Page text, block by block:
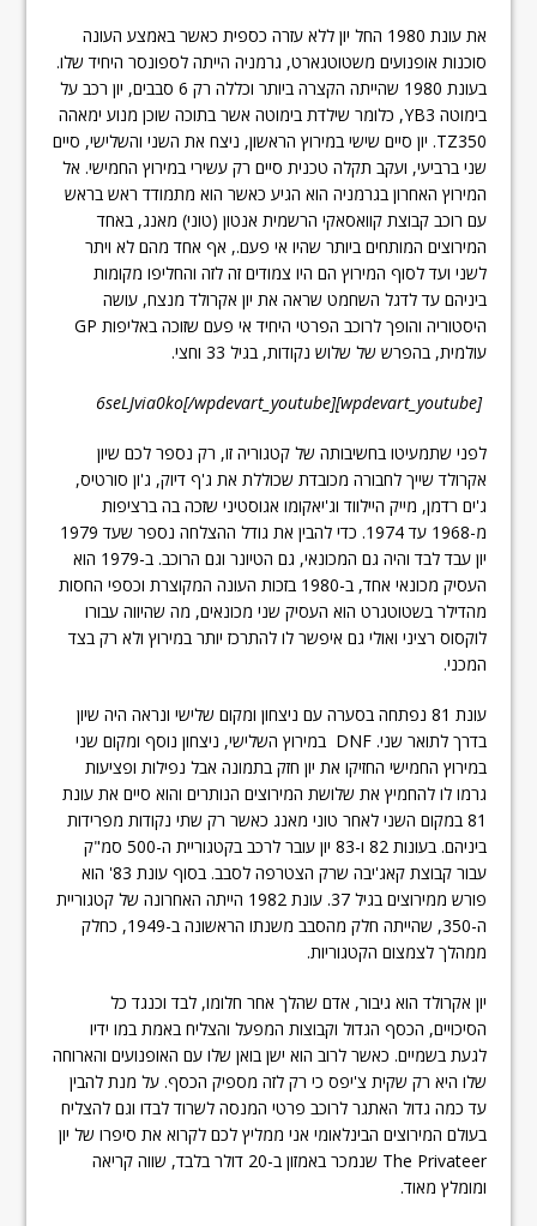
את עונת 1980 החל יון ללא עזרה כספית כאשר באמצע העונה
סוכנות אופנועים משטוטגארט, גרמניה הייתה לספונסר היחיד שלו.
בעונת 1980 שהייתה הקצרה ביותר וכללה רק 6 סבבים, יון רכב על
בימוטה YB3, כלומר שילדת בימוטה אשר בתוכה שוכן מנוע ימאהה
TZ350. יון סיים שישי במירוץ הראשון, ניצח את השני והשלישי, סיים
שני ברביעי, ועקב תקלה טכנית סיים רק עשירי במירוץ החמישי. אל
המירוץ האחרון בגרמניה הוא הגיע כאשר הוא מתמודד ראש בראש
עם רוכב קבוצת קוואסאקי הרשמית אנטון (טוני) מאנג, באחד
המירוצים המותחים ביותר שהיו אי פעם., אף אחד מהם לא ויתר
לשני ועד לסוף המירוץ הם היו צמודים זה לזה והחליפו מקומות
ביניהם עד לדגל השחמט שראה את יון אקרולד מנצח, עושה
היסטוריה והופך לרוכב הפרטי היחיד אי פעם שזוכה באליפות GP
עולמית, בהפרש של שלוש נקודות, בגיל 33 וחצי.
[wpdevart_youtube]6seLJvia0ko[/wpdevart_youtube]
לפני שתמעיטו בחשיבותה של קטגוריה זו, רק נספר לכם שיון
אקרולד שייך לחבורה מכובדת שכוללת את ג'ף דיוק, ג'ון סורטיס,
ג'ים רדמן, מייק היילווד וג'יאקומו אגוסטיני שזכה בה ברציפות
מ-1968 עד 1974. כדי להבין את גודל ההצלחה נספר שעד 1979
יון עבד לבד והיה גם המכונאי, גם הטיונר וגם הרוכב. ב-1979 הוא
העסיק מכונאי אחד, ב-1980 בזכות העונה המקוצרת וכספי החסות
מהדילר בשטוטגרט הוא העסיק שני מכונאים, מה שהיווה עבורו
לוקסוס רציני ואולי גם איפשר לו להתרכז יותר במירוץ ולא רק בצד
המכני.
עונת 81 נפתחה בסערה עם ניצחון ומקום שלישי ונראה היה שיון
בדרך לתואר שני. DNF במירוץ השלישי, ניצחון נוסף ומקום שני
במירוץ החמישי החזיקו את יון חזק בתמונה אבל נפילות ופציעות
גרמו לו להחמיץ את שלושת המירוצים הנותרים והוא סיים את עונת
81 במקום השני לאחר טוני מאנג כאשר רק שתי נקודות מפרידות
ביניהם. בעונות 82 ו-83 יון עובר לרכב בקטגוריית ה-500 סמ"ק
עבור קבוצת קאג'יבה שרק הצטרפה לסבב. בסוף עונת 83' הוא
פורש ממירוצים בגיל 37. עונת 1982 הייתה האחרונה של קטגוריית
ה-350, שהייתה חלק מהסבב משנתו הראשונה ב-1949, כחלק
ממהלך לצמצום הקטגוריות.
יון אקרולד הוא גיבור, אדם שהלך אחר חלומו, לבד וכנגד כל
הסיכויים, הכסף הגדול וקבוצות המפעל והצליח באמת במו ידיו
לגעת בשמיים. כאשר לרוב הוא ישן בואן שלו עם האופנועים והארוחה
שלו היא רק שקית צ'יפס כי רק לזה מספיק הכסף. על מנת להבין
עד כמה גדול האתגר לרוכב פרטי המנסה לשרוד לבדו וגם להצליח
בעולם המירוצים הבינלאומי אני ממליץ לכם לקרוא את סיפרו של יון
The Privateer שנמכר באמזון ב-20 דולר בלבד, שווה קריאה
ומומלץ מאוד.